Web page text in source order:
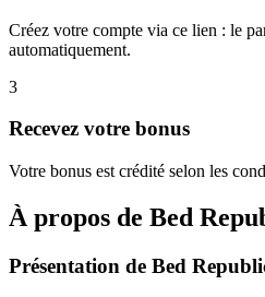
Créez votre compte via ce lien : le
automatiquement.
3
Recevez votre bonus
Votre bonus est crédité selon les
À propos de Bed
Présentation de Bed